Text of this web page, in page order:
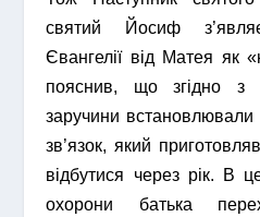
святий Йосиф
Євангелії від Матея як
пояснив, що згідно з
заручини
зв’язок, який
відбутися через рік. В
охорони батька